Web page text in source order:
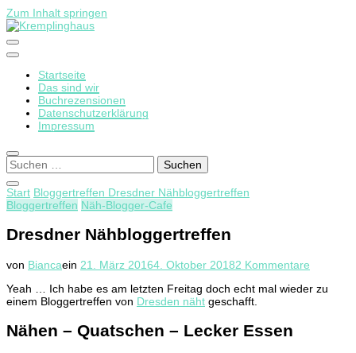
Zum Inhalt springen
Kremplinghaus
Startseite
Das sind wir
Buchrezensionen
Datenschutzerklärung
Impressum
Suchen
nach:
Start Bloggertreffen Dresdner Nähbloggertreffen
Bloggertreffen Näh-Blogger-Cafe
Dresdner Nähbloggertreffen
von Biancaein 21. März 20164. Oktober 20182 Kommentare
Yeah … Ich habe es am letzten Freitag doch echt mal wieder zu
einem Bloggertreffen von Dresden näht geschafft.
Nähen – Quatschen – Lecker Essen